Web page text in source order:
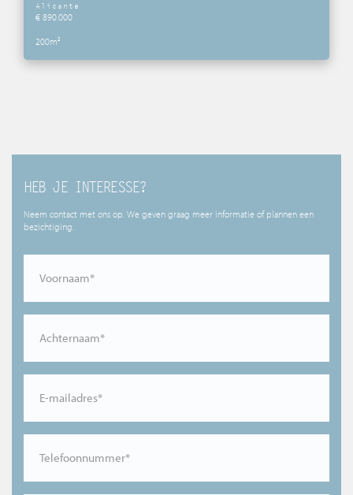
Alicante
€ 890.000
200m²
HEB JE INTERESSE?
Neem contact met ons op. We geven graag meer informatie of plannen een
bezichtiging.
Voornaam*
Achternaam*
E-mailadres*
Telefoonnummer*